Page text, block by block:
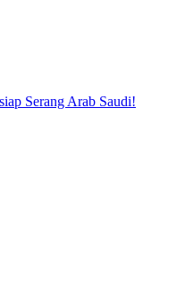
Serang Arab Saudi!